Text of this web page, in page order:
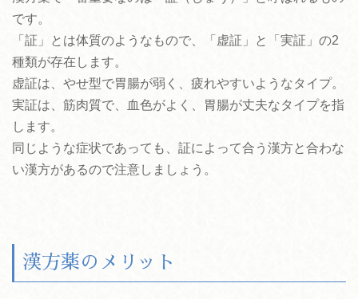
です。
「証」とは体質のようなもので、「虚証」と「実証」の2
種類が存在します。
虚証は、やせ型で胃腸が弱く、疲れやすいようなタイプ。
実証は、筋肉質で、血色がよく、胃腸が丈夫なタイプを指
します。
同じような症状であっても、証によって合う漢方と合わな
い漢方があるので注意しましょう。
漢方薬のメリット